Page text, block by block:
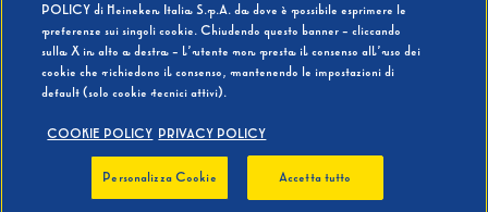
POLICY di Heineken Italia S.p.A. da dove è possibile esprimere le
preferenze sui singoli cookie. Chiudendo questo banner - cliccando
sulla X in alto a destra - l’utente non presta il consenso all’uso dei
cookie che richiedono il consenso, mantenendo le impostazioni di
default (solo cookie tecnici attivi).
COOKIE POLICY PRIVACY POLICY
Personalizza Cookie Accetta tutto